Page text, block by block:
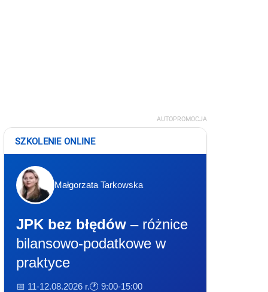
AUTOPROMOCJA
SZKOLENIE ONLINE
Małgorzata Tarkowska
JPK bez błędów – różnice
bilansowo-podatkowe w
praktyce
📅 11-12.08.2026 r.🕐 9:00-15:00